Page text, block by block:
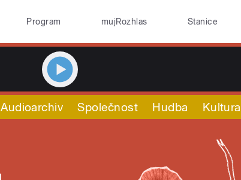
Program mujRozhlas Stanice
Audioarchiv Společnost Hudba Kultura